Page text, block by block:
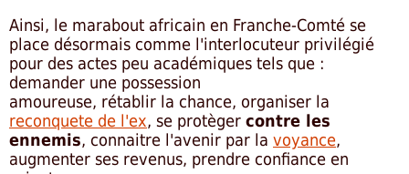
Ainsi, le marabout africain en Franche-Comté se
place désormais comme l'interlocuteur privilégié
pour des actes peu académiques tels que :
demander une possession
amoureuse, rétablir la chance, organiser la
reconquete de l'ex, se protèger contre les
ennemis, connaitre l'avenir par la voyance,
augmenter ses revenus, prendre confiance en